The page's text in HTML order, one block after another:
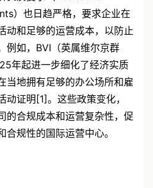
实质要求（Economic
）也日趋严格，要求企业在
和足够的运营成本，以防止
例如，BVI（英属维尔京群
年起进一步细化了经济实质
当地拥有足够的办公场所和雇
动证明[1]。这些政策变化，
合规成本和运营复杂性，促